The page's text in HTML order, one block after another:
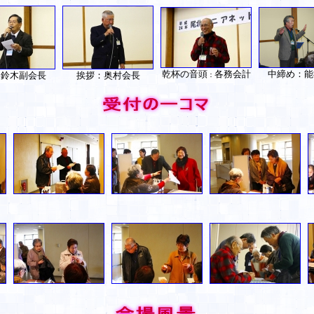
木副会長 挨拶：奥村会長 乾杯の音頭 ： 各務会計 中締め：